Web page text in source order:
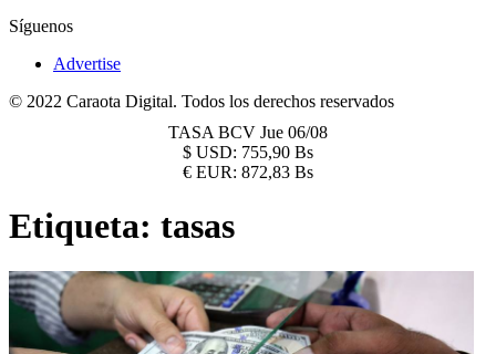
Síguenos
Advertise
© 2022 Caraota Digital. Todos los derechos reservados
TASA BCV Jue 06/08
$ USD: 755,90 Bs
€ EUR: 872,83 Bs
Etiqueta: tasas